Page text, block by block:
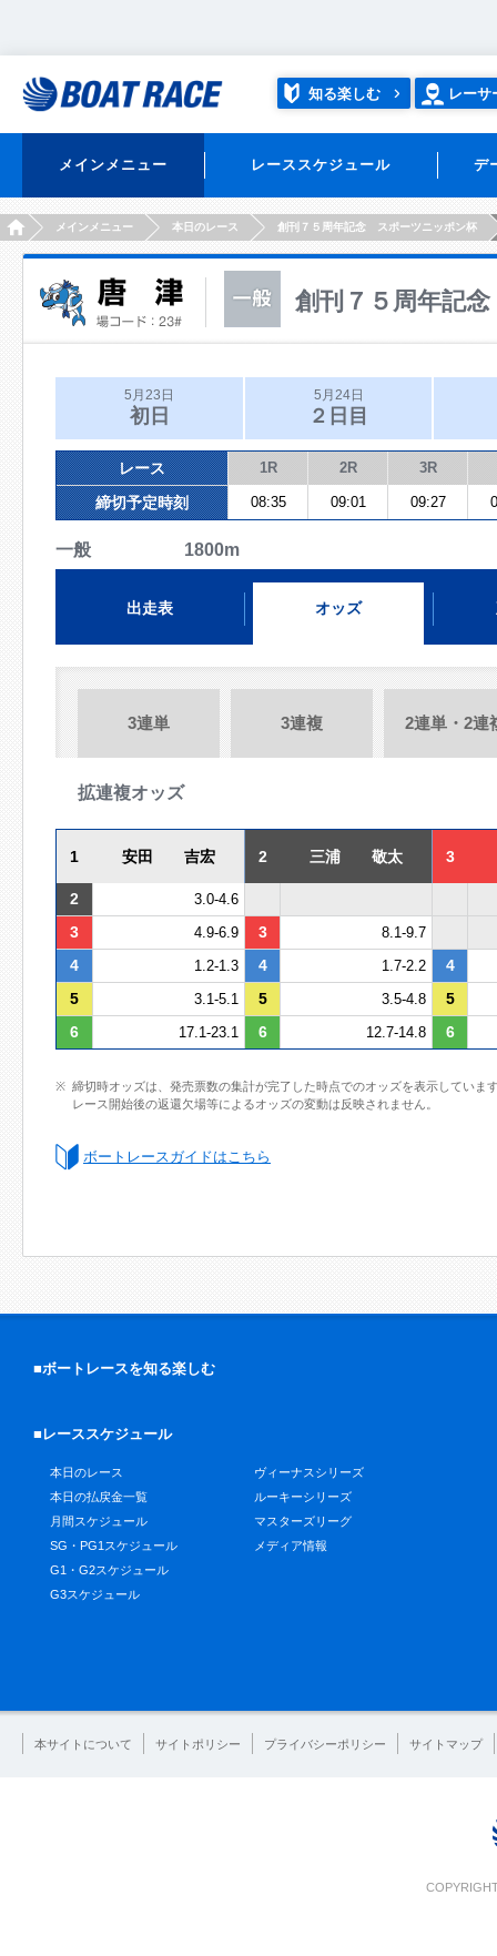
知る楽しむ レーサ
メインメニュー レーススケジュール デ
HOMEメインメニュー 本日のレース 創刊７５周年記念 スポーツニッポン杯
創刊７５周年記
5月23日
初日
5月24日
２日目
レース 1R 2R 3R
締切予定時刻 08:35 09:01 09:27
一般 1800m
出走表 オッズ
3連単 3連複 2連単・2連
拡連複オッズ
1 安田 吉宏 2 三浦 敬太 3
2 3.0-4.6
3 4.9-6.9 3 8.1-9.7
4 1.2-1.3 4 1.7-2.2
4
5
3.1-5.1 5 3.5-4.8
5
6
17.1-23.1 6 12.7-14.8 6
締切時オッズは、発売票数の集計が完了した時点でのオッズを表示していま
レース開始後の返還欠場等によるオッズの変動は反映されません。
ボートレースガイドはこちら
■ボートレースを知る楽しむ
■レーススケジュール
本日のレース
本日の払戻金一覧
月間スケジュール
SG・PG1スケジュール
G1・G2スケジュール
G3スケジュール
ヴィーナスシリーズ
ルーキーシリーズ
マスターズリーグ
メディア情報
本サイトについて サイトポリシー プライバシーポリシー サイトマップ